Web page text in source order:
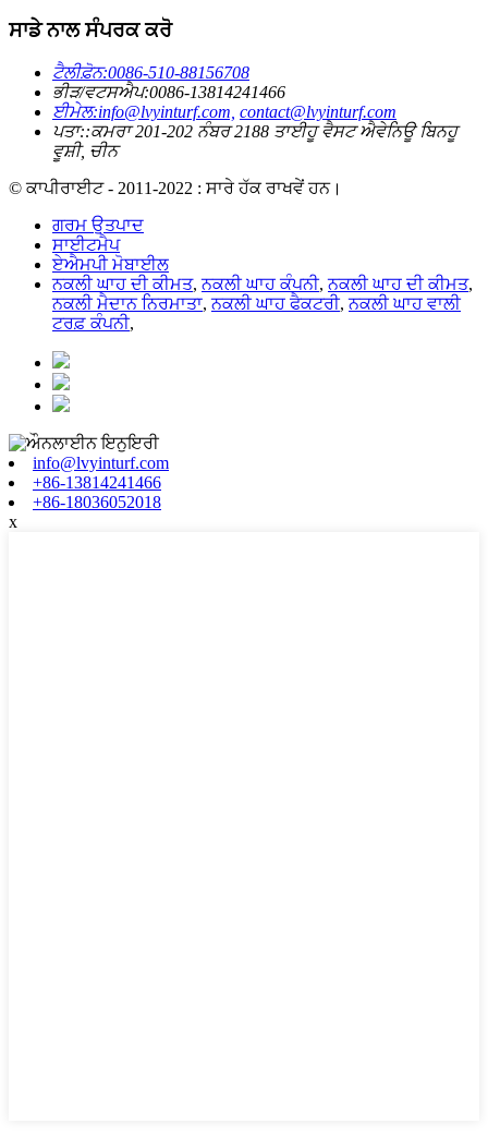
ਸਾਡੇ ਨਾਲ ਸੰਪਰਕ ਕਰੋ
ਟੈਲੀਫ਼ੋਨ:0086-510-88156708
ਭੀੜ/ਵਟਸਐਪ:0086-13814241466
ਈਮੇਲ:info@lvyinturf.com, contact@lvyinturf.com
ਪਤਾ::ਕਮਰਾ 201-202 ਨੰਬਰ 2188 ਤਾਈਹੂ ਵੈਸਟ ਐਵੇਨਿਊ ਬਿਨਹੂ
ਵੂਸ਼ੀ, ਚੀਨ
© ਕਾਪੀਰਾਈਟ - 2011-2022 : ਸਾਰੇ ਹੱਕ ਰਾਖਵੇਂ ਹਨ।
ਗਰਮ ਉਤਪਾਦ
ਸਾਈਟਮੈਪ
ਏਐਮਪੀ ਮੋਬਾਈਲ
ਨਕਲੀ ਘਾਹ ਦੀ ਕੀਮਤ,ਨਕਲੀ ਘਾਹ ਕੰਪਨੀ,ਨਕਲੀ ਘਾਹ ਦੀ ਕੀਮਤ,
ਨਕਲੀ ਮੈਦਾਨ ਨਿਰਮਾਤਾ,ਨਕਲੀ ਘਾਹ ਫੈਕਟਰੀ,ਨਕਲੀ ਘਾਹ ਵਾਲੀ
ਟਰਫ਼ ਕੰਪਨੀ,
info@lvyinturf.com
+86-13814241466
+86-18036052018
x